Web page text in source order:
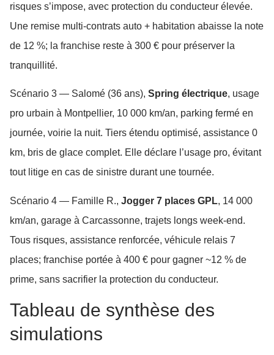
risques s’impose, avec protection du conducteur élevée.
Une remise multi-contrats auto + habitation abaisse la note
de 12 %; la franchise reste à 300 € pour préserver la
tranquillité.
Scénario 3 — Salomé (36 ans), Spring électrique, usage
pro urbain à Montpellier, 10 000 km/an, parking fermé en
journée, voirie la nuit. Tiers étendu optimisé, assistance 0
km, bris de glace complet. Elle déclare l’usage pro, évitant
tout litige en cas de sinistre durant une tournée.
Scénario 4 — Famille R., Jogger 7 places GPL, 14 000
km/an, garage à Carcassonne, trajets longs week-end.
Tous risques, assistance renforcée, véhicule relais 7
places; franchise portée à 400 € pour gagner ~12 % de
prime, sans sacrifier la protection du conducteur.
Tableau de synthèse des
simulations